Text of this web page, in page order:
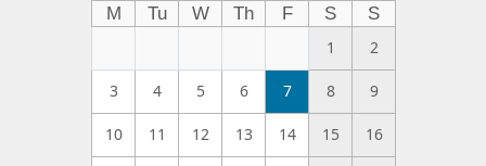
M Tu W Th F S
S
1
2
3 4 5 6 7 8 9
10 11 12 13 14 15 16